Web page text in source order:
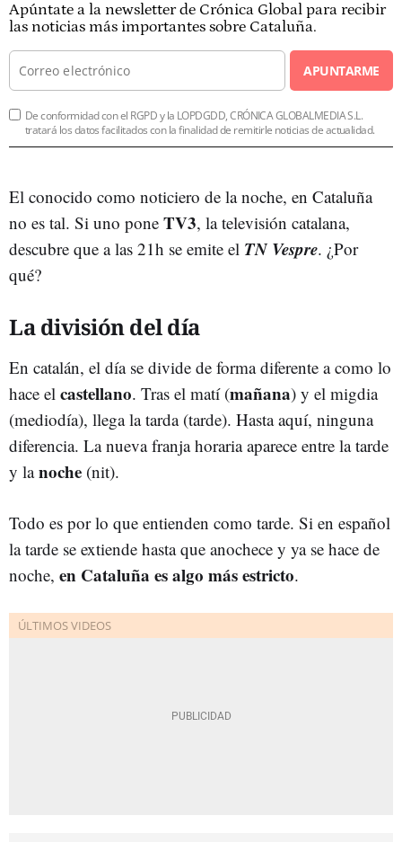
Apúntate a la newsletter de Crónica Global para recibir
las noticias más importantes sobre Cataluña.
APUNTARME
De conformidad con el RGPD y la LOPDGDD, CRÓNICA GLOBALMEDIA S.L.
tratará los datos facilitados con la finalidad de remitirle noticias de actualidad.
El conocido como noticiero de la noche, en Cataluña
no es tal. Si uno pone TV3, la televisión catalana,
descubre que a las 21h se emite el TN Vespre. ¿Por
qué?
La división del día
En catalán, el día se divide de forma diferente a como lo
hace el castellano. Tras el matí (mañana) y el migdia
(mediodía), llega la tarda (tarde). Hasta aquí, ninguna
diferencia. La nueva franja horaria aparece entre la tarde
y lanoche (nit).
Todo es por lo que entienden como tarde. Si en español
la tarde se extiende hasta que anochece y ya se hace de
noche, en Cataluña es algo más estricto.